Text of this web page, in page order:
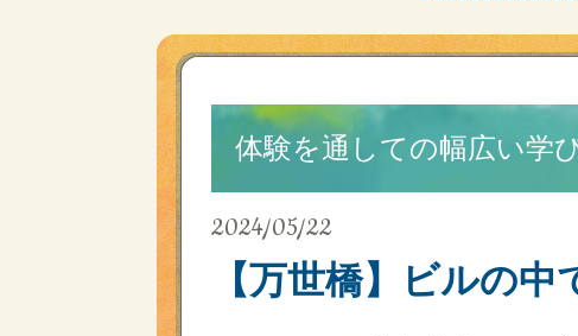
体験を通しての幅広い学
2024/05/22
【万世橋】ビルの